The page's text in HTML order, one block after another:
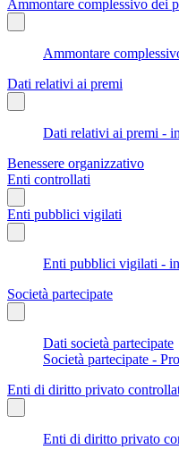
Ammontare complessivo dei
Ammontare
Dati relativi ai premi
Dati relativi ai premi -
Benessere organizzativo
Enti controllati
Enti pubblici vigilati
Enti pubblici vigilati -
Società partecipate
Dati società partecipate
Società partecipate -
Enti di diritto privato
Enti di diritto privato